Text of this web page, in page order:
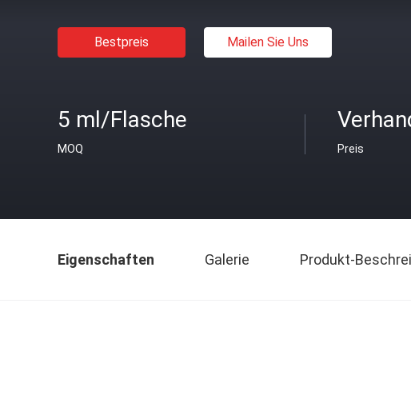
Bestpreis Mailen Sie Uns
5 ml/Flasche
MOQ Preis
Eigenschaften Galerie Produkt-